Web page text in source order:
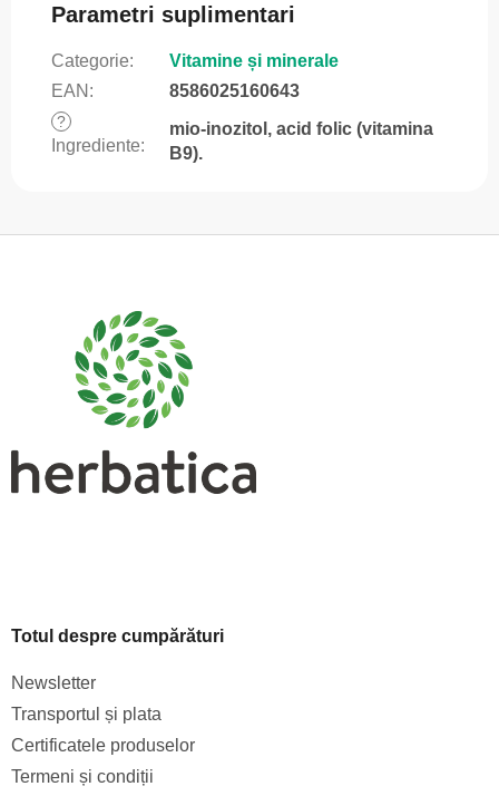
Parametri suplimentari
Categorie:
Vitamine și minerale
EAN : 8586025160643
?
Ingrediente:
mio-inozitol, acid folic (vitamina
B9).
Totul despre cumpărături
Newsletter
Transportul și plata
Certificatele produselor
Termeni și condiții